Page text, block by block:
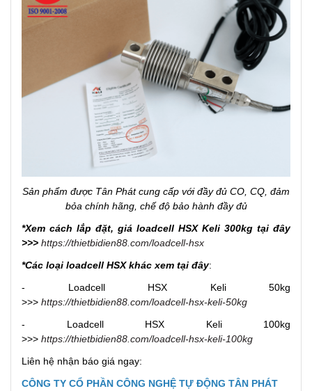
Sản phẩm được Tân Phát cung cấp với đầy đủ CO, CQ, đảm
bỏa chính hãng, chế độ bảo hành đầy đủ
*Xem cách lắp đặt, giá loadcell HSX Keli 300kg tại đây
>>> https://thietbidien88.com/loadcell-hsx
*Các loại loadcell HSX khác xem tại đây:
- Loadcell HSX Keli 50kg
>>> https://thietbidien88.com/loadcell-hsx-keli-50kg
- Loadcell HSX Keli 100kg
>>> https://thietbidien88.com/loadcell-hsx-keli-100kg
Liên hệ nhận báo giá ngay:
CÔNG TY CỔ PHẦN CÔNG NGHỆ TỰ ĐỘNG TÂN PHÁT